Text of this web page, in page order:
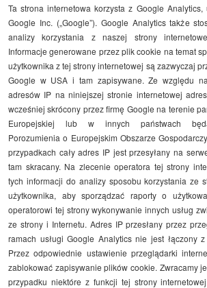
Ta strona internetowa korzysta z Google Analytics,
Google Inc. („Google”). Google Analytics także
analizy korzystania z naszej strony
Informacje generowane przez plik cookie na temat
użytkownika z tej strony internetowej są zazwyczaj
Google w USA i tam zapisywane. Ze względu
adresów IP na niniejszej stronie internetowej
wcześniej skrócony przez firmę Google na terenie
Europejskiej lub w innych państwach
Porozumienia o Europejskim Obszarze
przypadkach cały adres IP jest przesyłany na
tam skracany. Na zlecenie operatora tej strony
tych informacji do analizy sposobu korzystania ze
użytkownika, aby sporządzać raporty o
operatorowi tej strony wykonywanie innych usług
ze strony i Internetu. Adres IP przesłany przez
ramach usługi Google Analytics nie jest łączony
Przez odpowiednie ustawienie przeglądarki
zablokować zapisywanie plików cookie. Zwracamy
przypadku niektóre z funkcji tej strony